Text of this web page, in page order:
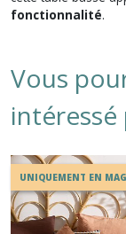
fonctionnalité.
Vous
intéressé